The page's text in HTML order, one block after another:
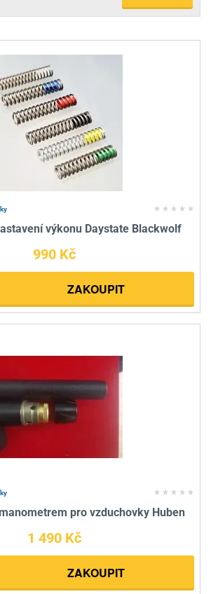
výkonu Daystate Blackwolf
990 Kč
ZAKOUPIT
pro vzduchovky Huben
1 490 Kč
ZAKOUPIT